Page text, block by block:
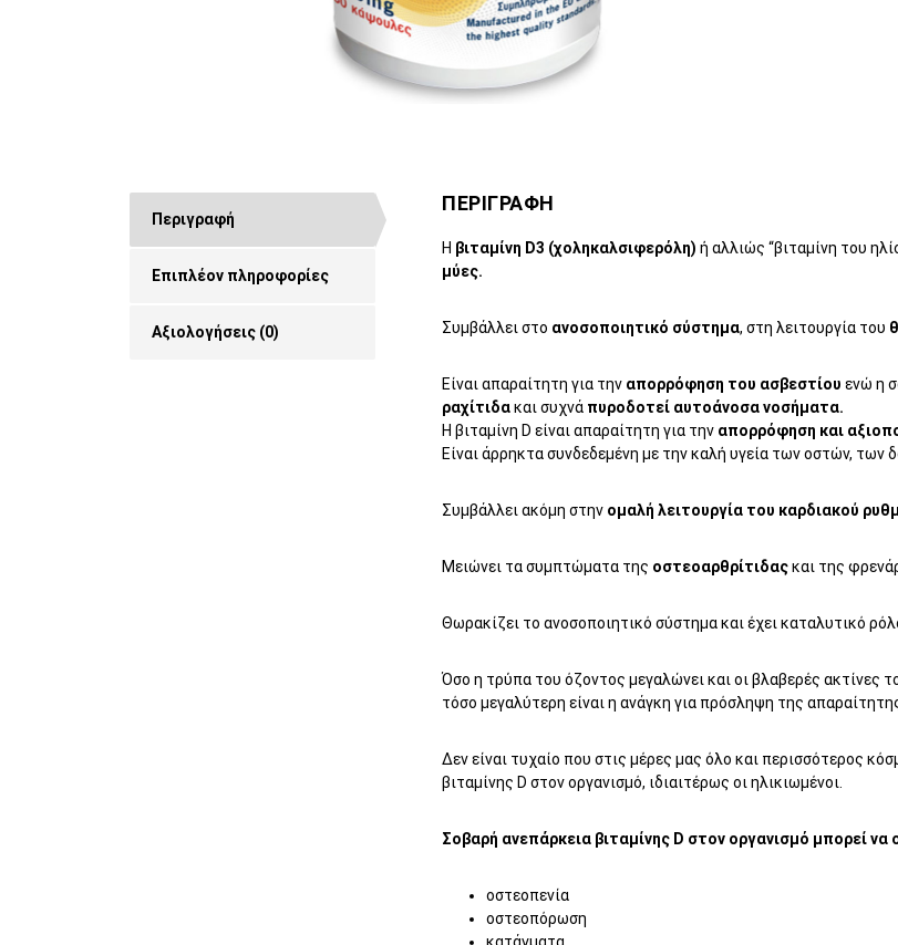
Περιγραφή
Επιπλέον πληροφορίες
Αξιολογήσεις (0)
ΠΕΡΙΓΡΑΦΗ
Η βιταμίνη D3 (χοληκαλσιφερόλη) ή αλλιώς “βιταμίνη του
μύες.
Συμβάλλει στο ανοσοποιητικό σύστημα, στη λειτουργία του
Είναι απαραίτητη για την απορρόφηση του ασβεστίου ενώ η
ραχίτιδακαι συχνά πυροδοτεί αυτοάνοσα νοσήματα.
Η βιταμίνη D είναι απαραίτητη για την απορρόφηση και
Είναι άρρηκτα συνδεδεμένη με την καλή υγεία των οστών, των
Συμβάλλει ακόμη στην ομαλή λειτουργία του καρδιακού
Μειώνει τα συμπτώματα της οστεοαρθρίτιδαςκαι της
Θωρακίζει το ανοσοποιητικό σύστημα και έχει καταλυτικό
Όσο η τρύπα του όζοντος μεγαλώνει και οι βλαβερές ακτίνες
τόσο μεγαλύτερη είναι η ανάγκη για πρόσληψη της
Δεν είναι τυχαίο που στις μέρες μας όλο και περισσότερος
βιταμίνης D στον οργανισμό, ιδιαιτέρως οι ηλικιωμένοι.
Σοβαρή ανεπάρκεια βιταμίνης D στον οργανισμό μπορεί να
οστεοπενία
οστεοπόρωση